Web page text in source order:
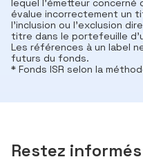
lequel l'émetteur concerné
évalue incorrectement un
l'inclusion ou l'exclusion
titre dans le portefeuille
Les références à un label
futurs du fonds.
* Fonds ISR selon la
Restez informés